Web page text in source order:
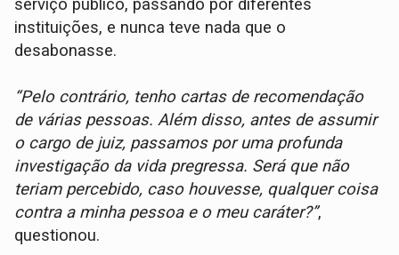
serviço público, passando por diferentes
instituições, e nunca teve nada que o
desabonasse.
“Pelo contrário, tenho cartas de recomendação
de várias pessoas. Além disso, antes de assumir
o cargo de juiz, passamos por uma profunda
investigação da vida pregressa. Será que não
teriam percebido, caso houvesse, qualquer coisa
contra a minha pessoa e o meu caráter?”,
questionou.